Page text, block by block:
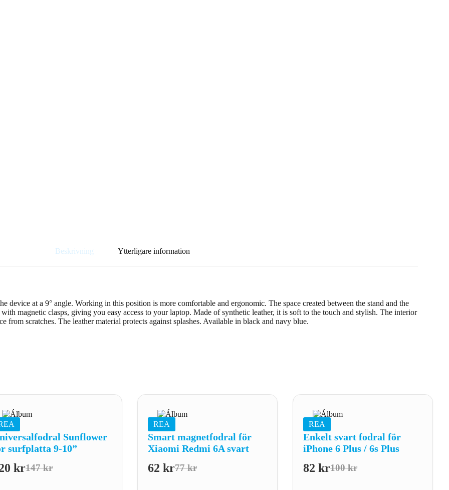
Beskrivning Ytterligare information
device at a 9° angle. Working in this position is more comfortable and ergonomic. The space created between the stand and the
magnetic clasps, giving you easy access to your laptop. Made of synthetic leather, it is soft to the touch and stylish. The interior
scratches. The leather material protects against splashes. Available in black and navy blue.
Sunflower
surfplatta 9-10”
147kr
Det
krDet
REA
Smart magnetfodral för
Xiaomi Redmi 6A svart
77kr
Det
62 krDet
REA
Enkelt svart fodral för
iPhone 6 Plus / 6s Plus
100kr
Det
82 krDet